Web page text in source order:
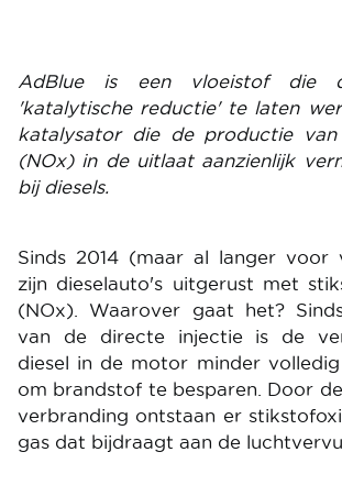
AdBlue is een vloeistof die
'katalytische reductie' te laten
katalysator die de productie van
(NOx) in de uitlaat aanzienlijk
bij diesels.
Sinds 2014 (maar al langer voor
zijn dieselauto's uitgerust met
(NOx). Waarover gaat het?
van de directe injectie is de
diesel in de motor minder
om brandstof te besparen. Door
verbranding ontstaan er
gas dat bijdraagt aan de